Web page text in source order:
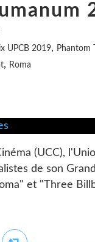
UPCB 2019, Phantom
, Roma
(UCC),
de son
et "Three